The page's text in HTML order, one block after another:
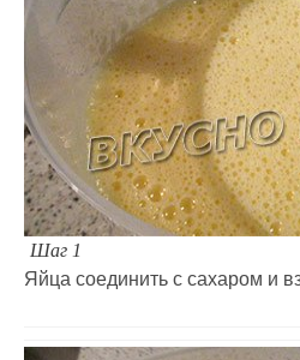
Шаг 1
Яйца соединить с сахаром и